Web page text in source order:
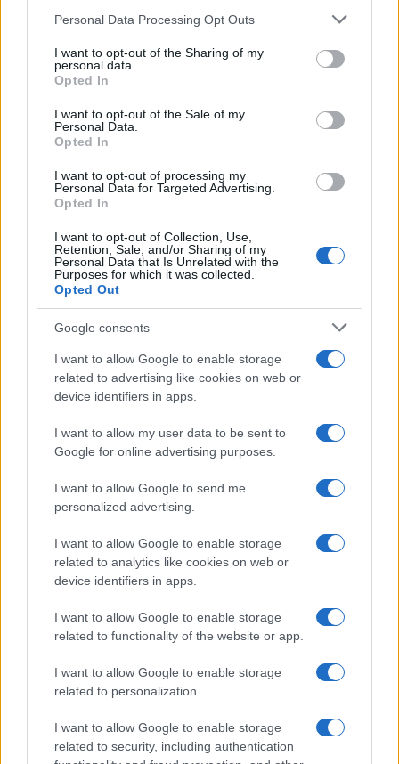
This information may also be disclosed by us to third parties
disclose it to other third parties.
Please note that this website/app uses one or more Google
services and may gather and store information including but
not limited to your visit or usage behaviour. You may click to
grant or deny consent to Google and its third-party tags to
consent section.
Personal Data Processing Opt Outs
I want to opt-out of the Sharing of my
personal data.
Opted In
I want to opt-out of the Sale of my
Personal Data.
Opted In
I want to opt-out of processing my
Personal Data for Targeted Advertising.
Opted In
I want to opt-out of Collection, Use,
Retention, Sale, and/or Sharing of my
Personal Data that Is Unrelated with the
Purposes for which it was collected.
Opted Out
Google consents
I want to allow Google to enable storage
related to advertising like cookies on web or
device identifiers in apps.
I want to allow my user data to be sent to
Google for online advertising purposes.
I want to allow Google to send me
personalized advertising.
I want to allow Google to enable storage
related to analytics like cookies on web or
device identifiers in apps.
I want to allow Google to enable storage
related to functionality of the website or app.
I want to allow Google to enable storage
related to personalization.
I want to allow Google to enable storage
related to security, including authentication
Cartertrova finalmente il coraggio di confessare i
veri sentimenti a Hope. Così, tra i
una grandepassione
e decidono di unire le forze
Creations.
Mercoledì 12 agosto 2026
Will Spencermanifesta fortipreoccupazioni
riguardo alledinamiche familiari
particolare, non vede di buon occhio la convivenza e
nelle vicende di suo
padre Bill.